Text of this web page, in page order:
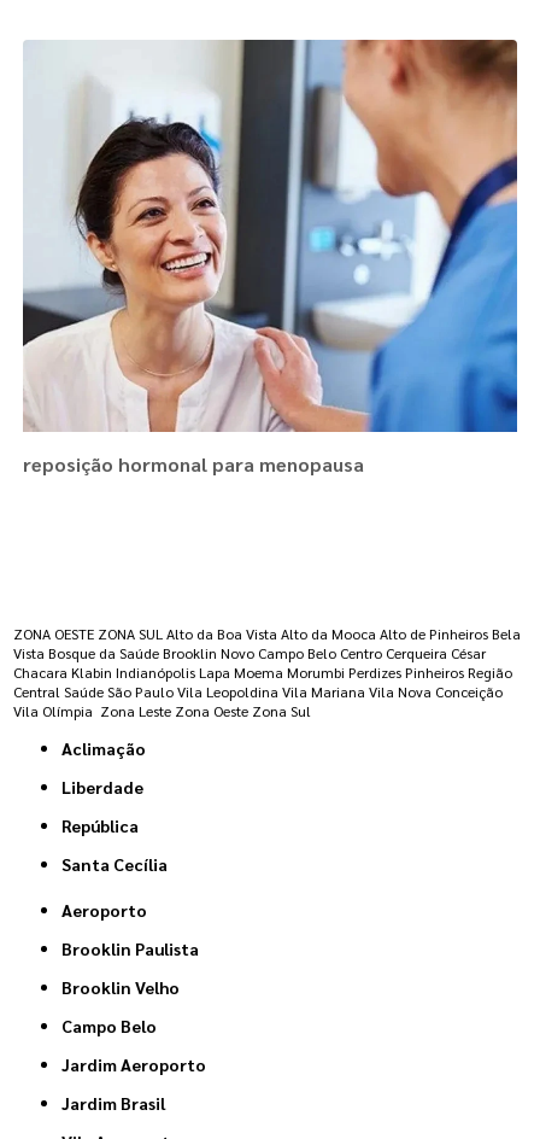
reposição hormonal para menopausa
ZONA OESTE ZONA SUL Alto da Boa Vista Alto da Mooca Alto de Pinheiros Bela
Vista Bosque da Saúde Brooklin Novo Campo Belo Centro Cerqueira César
Chacara Klabin Indianópolis Lapa Moema Morumbi Perdizes Pinheiros Região
Central Saúde São Paulo Vila Leopoldina Vila Mariana Vila Nova Conceição
Vila Olímpia Zona Leste Zona Oeste Zona Sul
Aclimação
Liberdade
República
Santa Cecília
Aeroporto
Brooklin Paulista
Brooklin Velho
Campo Belo
Jardim Aeroporto
Jardim Brasil